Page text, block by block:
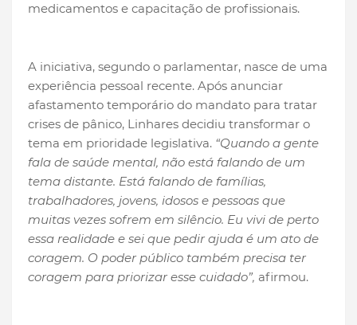
medicamentos e capacitação de profissionais.
A iniciativa, segundo o parlamentar, nasce de uma
experiência pessoal recente. Após anunciar
afastamento temporário do mandato para tratar
crises de pânico, Linhares decidiu transformar o
tema em prioridade legislativa. “Quando a gente
fala de saúde mental, não está falando de um
tema distante. Está falando de famílias,
trabalhadores, jovens, idosos e pessoas que
muitas vezes sofrem em silêncio. Eu vivi de perto
essa realidade e sei que pedir ajuda é um ato de
coragem. O poder público também precisa ter
coragem para priorizar esse cuidado”, afirmou.